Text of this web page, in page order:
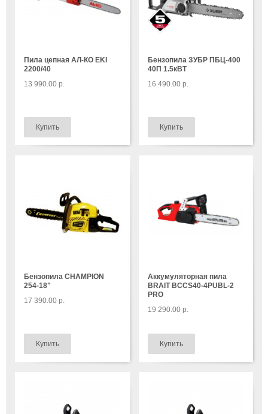
Пила цепная АЛ-КО EKI
2200/40
13 990.00 р.
Бензопила ЗУБР ПБЦ-400
40П 1.5кВТ
16 490.00 р.
Бензопила CHAMPION
254-18"
17 390.00 р.
Аккумуляторная пила
BRAIT BCCS40-4PUBL-2
PRO
19 290.00 р.